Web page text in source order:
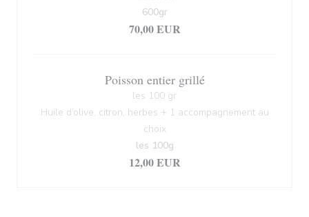
70,00 EUR
600gr
Poisson entier grillé
les 100 gr
Huile d’olive, citron, herbes + 1 accompagnement au
choix
12,00 EUR
les 100g